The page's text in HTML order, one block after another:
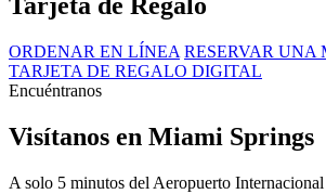
Tarjeta de Regalo
ORDENAR EN LÍNEA RESERVAR UNA
TARJETA DE REGALO DIGITAL
Encuéntranos
Visítanos en Miami Springs
A solo 5 minutos del Aeropuerto